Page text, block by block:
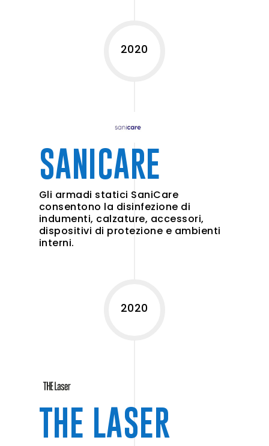
2020
SANICARE
Gli armadi statici SaniCare
consentono la disinfezione di
indumenti, calzature, accessori,
dispositivi di protezione e ambienti
interni.
2020
THE LASER